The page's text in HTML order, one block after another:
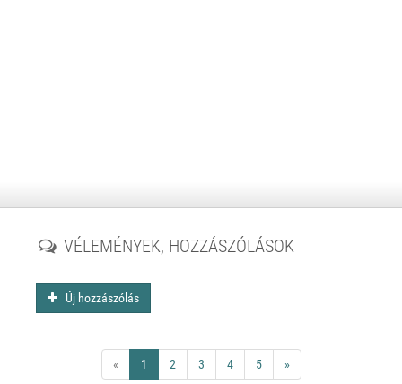
VÉLEMÉNYEK, HOZZÁSZÓLÁSOK
Új hozzászólás
« 1 2 3 4 5 »